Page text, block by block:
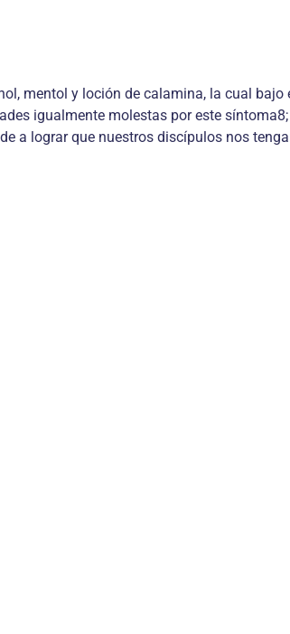
mentol y loción de calamina, la cual bajo
igualmente molestas por este
a lograr que nuestros discípulos nos